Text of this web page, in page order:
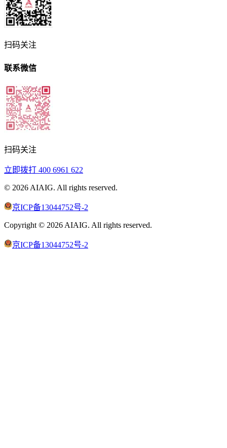
扫码关注
联系微信
扫码关注
立即拨打 400 6961 622
© 2026 AIAIG. All rights reserved.
京ICP备13044752号-2
Copyright © 2026 AIAIG. All rights reserved.
京ICP备13044752号-2